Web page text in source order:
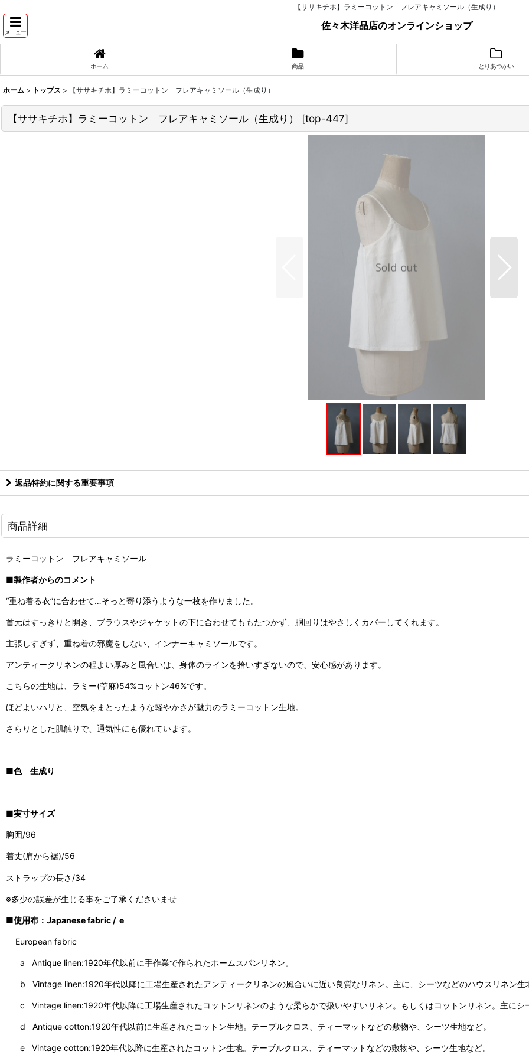
【ササキチホ】ラミーコットン フレアキャミソール（生成り）
メニュー
佐々木洋品店のオンラインショップ
ホーム 商品 とりあつかい
ホーム > トップス > 【ササキチホ】ラミーコットン フレアキャミソール（生成り）
【ササキチホ】ラミーコットン フレアキャミソール（生成り） [top-447]
返品特約に関する重要事項
商品詳細
ラミーコットン フレアキャミソール
■製作者からのコメント
“重ね着る衣”に合わせて…そっと寄り添うような一枚を作りました。
首元はすっきりと開き、ブラウスやジャケットの下に合わせてももたつかず、胴回りはやさしくカバーしてくれます。
主張しすぎず、重ね着の邪魔をしない、インナーキャミソールです。
アンティークリネンの程よい厚みと風合いは、身体のラインを拾いすぎないので、安心感があります。
こちらの生地は、ラミー(苧麻)54%コットン46%です。
ほどよいハリと、空気をまとったような軽やかさが魅力のラミーコットン生地。
さらりとした肌触りで、通気性にも優れています。
■色 生成り
■実寸サイズ
胸囲/96
着丈(肩から裾)/56
ストラップの長さ/34
※多少の誤差が生じる事をご了承くださいませ
■使用布：Japanese fabric / e
European fabric
a Antique linen:1920年代以前に手作業で作られたホームスパンリネン。
b Vintage linen:1920年代以降に工場生産されたアンティークリネンの風合いに近い良質なリネン。主に、シーツなどのハウスリネン生
c Vintage linen:1920年代以降に工場生産されたコットンリネンのような柔らかで扱いやすいリネン。もしくはコットンリネン。主にシ
d Antique cotton:1920年代以前に生産されたコットン生地。テーブルクロス、ティーマットなどの敷物や、シーツ生地など。
e Vintage cotton:1920年代以降に生産されたコットン生地。テーブルクロス、ティーマットなどの敷物や、シーツ生地など。